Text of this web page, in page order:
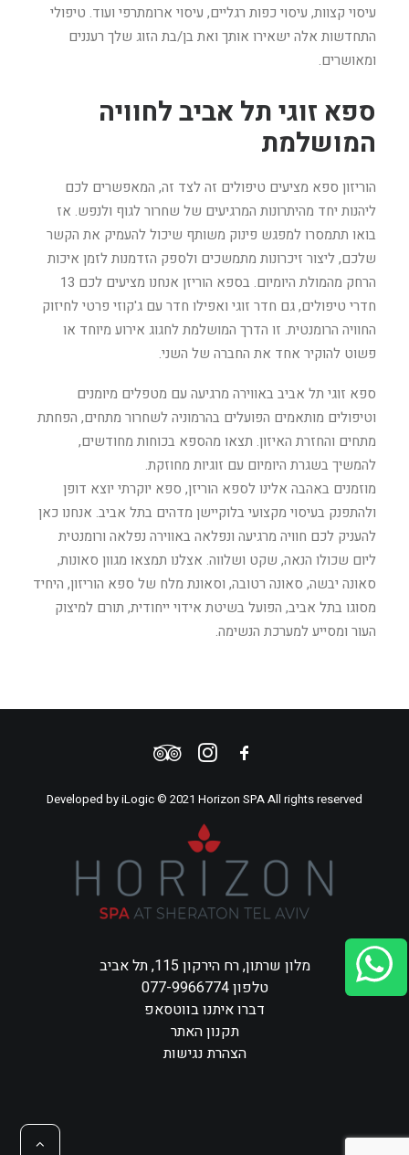
עיסוי קצוות, עיסוי כפות רגליים, עיסוי ארומתרפי ועוד. טיפולי
התחדשות אלה ישאירו אותך ואת בן/בת הזוג שלך רעננים
ומאושרים.
ספא זוגי תל אביב לחוויה
המושלמת
הוריזון ספא מציעים טיפולים זה לצד זה, המאפשרים לכם
ליהנות יחד מהיתרונות המרגיעים של שחרור לגוף ולנפש. אז
בואו תתמסרו למפגש פינוק משותף שיכול להעמיק את הקשר
שלכם, ליצור זיכרונות מתמשכים ולספק הזדמנות לזמן איכות
הרחק מהמולת היומיום. בספא הוריזן אנחנו מציעים לכם 13
חדרי טיפולים, גם חדר זוגי ואפילו חדר עם ג'קוזי פרטי לחיזוק
החוויה הרומנטית. זו הדרך המושלמת לחגוג אירוע מיוחד או
פשוט להוקיר אחד את החברה של השני.
ספא זוגי תל אביב באווירה מרגיעה עם מטפלים מיומנים
וטיפולים מותאמים הפועלים בהרמוניה לשחרור מתחים, הפחתת
מתחים והחזרת האיזון. תצאו מהספא בכוחות מחודשים,
להמשיך בשגרת היומיום עם זוגיות מחוזקת.
מוזמנים באהבה אלינו לספא הוריזן, ספא יוקרתי יוצא דופן
ולהתפנק בעיסוי מקצועי בלוקיישן מדהים בתל אביב. אנחנו כאן
להעניק לכם חוויה מרגיעה ונפלאה באווירה נפלאה ורומנטית
ליום שכולו הנאה, שקט ושלווה. אצלנו תמצאו מגוון סאונות,
סאונה יבשה, סאונה רטובה, וסאונת מלח של ספא הוריזון, היחיד
מסוגו בתל אביב, הפועל בשיטת אידוי ייחודית, תורם למיצוק
העור ומסייע למערכת הנשימה.
Developed byiLogic© 2021 Horizon SPA All rights reserved
מלון שרתון, רח הירקון 115, תל אביב
טלפון 077-9966774
דברו איתנו בווטסאפ
תקנון האתר
הצהרת נגישות